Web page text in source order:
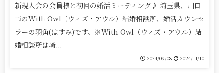
新規入会の会員様と初回の婚活ミーティング♪ 埼玉県、川口
市のWith Owl（ウィズ・アウル）結婚相談所、婚活カウンセ
ラーの羽角(はすみ)です。※With Owl（ウィズ・アウル）結
婚相談所は埼...
2024/09/08 2024/11/10